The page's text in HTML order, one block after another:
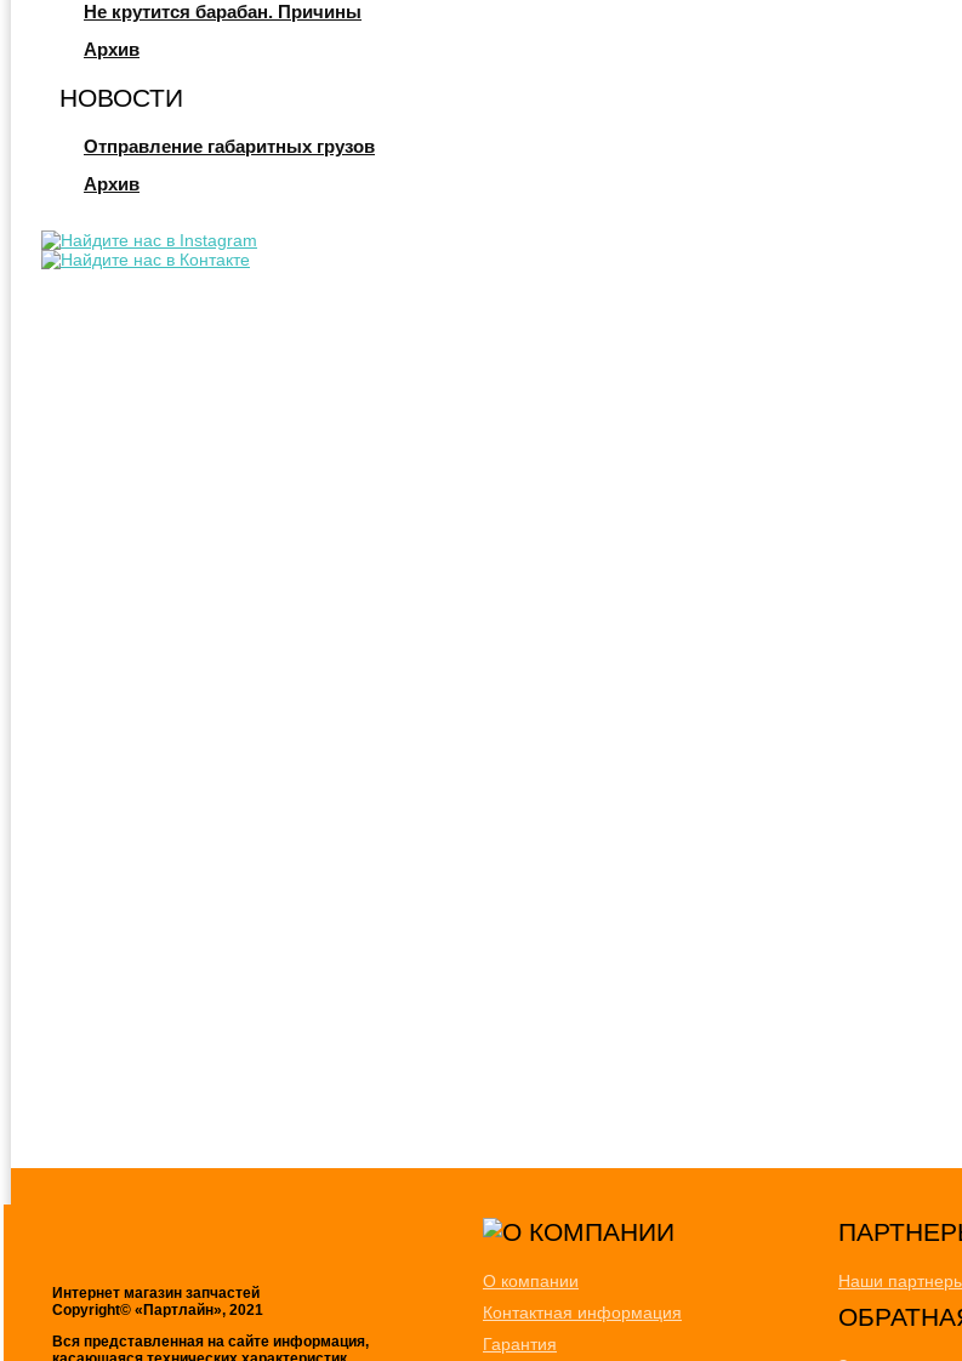
Не крутится барабан. Причины
Архив
НОВОСТИ
Отправление габаритных грузов
Архив
Интернет магазин запчастей
Copyright© «Партлайн», 2021
Вся представленная на сайте информация,
О компании
Контактная информация
Гарантия
Наши